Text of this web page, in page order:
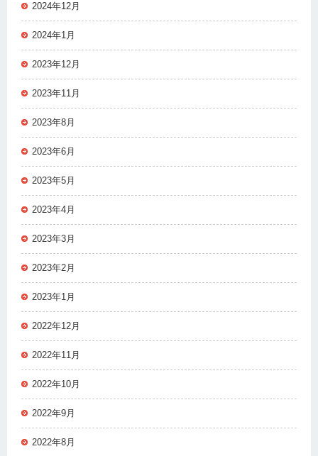
2024年12月
2024年1月
2023年12月
2023年11月
2023年8月
2023年6月
2023年5月
2023年4月
2023年3月
2023年2月
2023年1月
2022年12月
2022年11月
2022年10月
2022年9月
2022年8月